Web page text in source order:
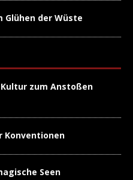
Glühen der Wüste
zum Anstoßen
Konventionen
Seen